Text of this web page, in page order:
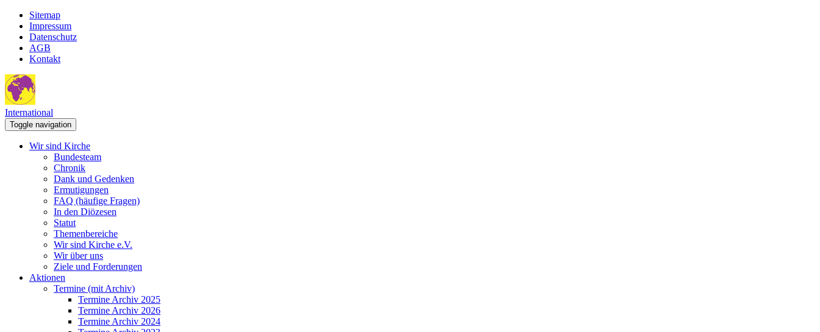
Sitemap
Impressum
Datenschutz
AGB
Kontakt
International
Toggle navigation
Wir sind Kirche
Bundesteam
Chronik
Dank und Gedenken
Ermutigungen
FAQ (häufige Fragen)
In den Diözesen
Statut
Themenbereiche
Wir sind Kirche e.V.
Wir über uns
Ziele und Forderungen
Aktionen
Termine (mit Archiv)
Termine Archiv 2025
Termine Archiv 2026
Termine Archiv 2024